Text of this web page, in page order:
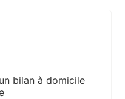
bilan à domicile